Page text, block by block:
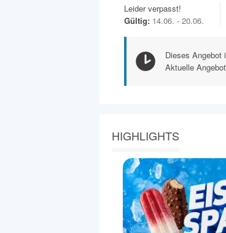
Leider verpasst!
Gültig: 14.06. - 20.06.
Dieses Angebot
Aktuelle
HIGHLIGHTS